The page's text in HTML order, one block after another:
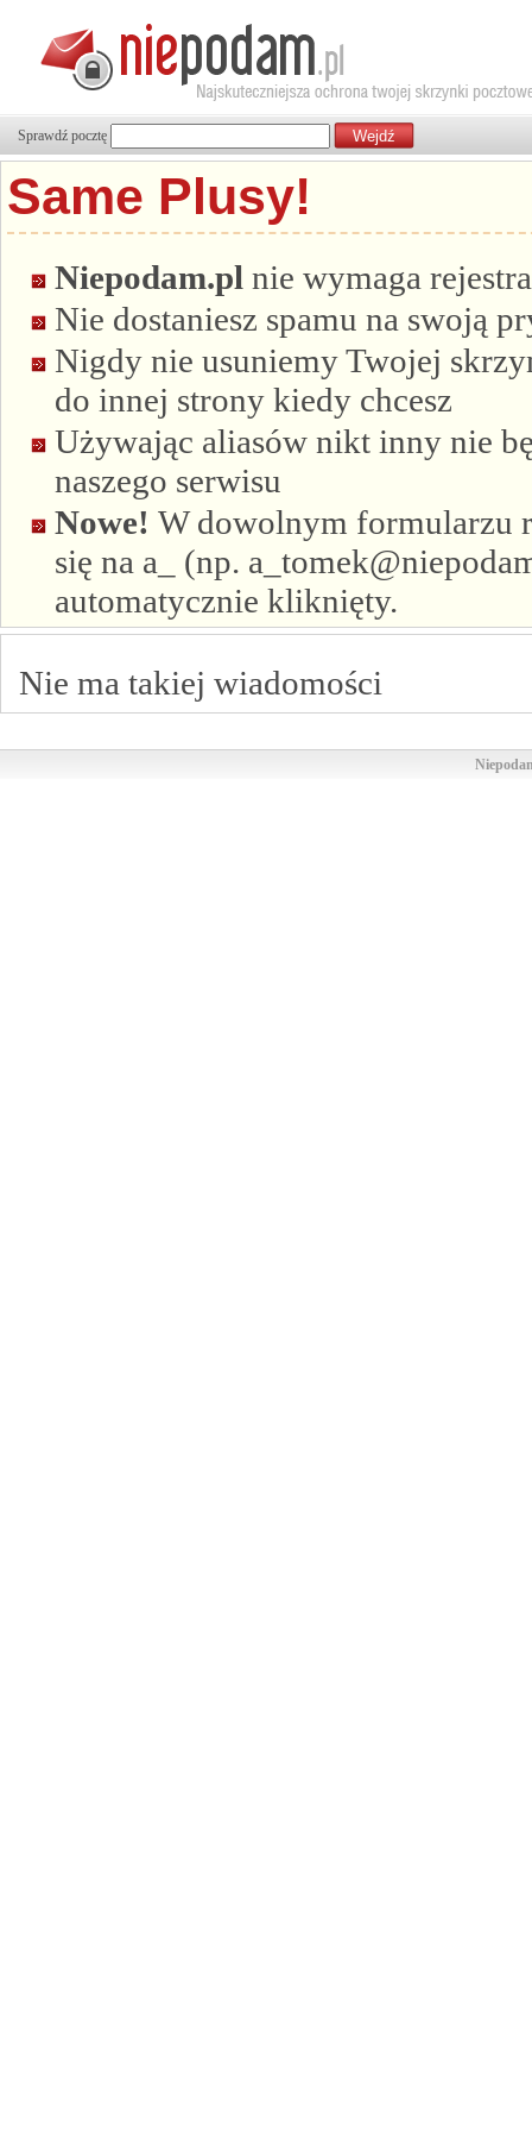
Sprawdź pocztę
Same Plusy!
Niepodam.pl nie wymaga
Nie dostaniesz spamu na swoją
Nigdy nie usuniemy Twojej
do innej strony kiedy chcesz
Używając aliasów nikt inny nie
naszego serwisu
Nowe! W dowolnym formularzu
się na a_ (np.
automatycznie kliknięty.
Nie ma takiej wiadomości